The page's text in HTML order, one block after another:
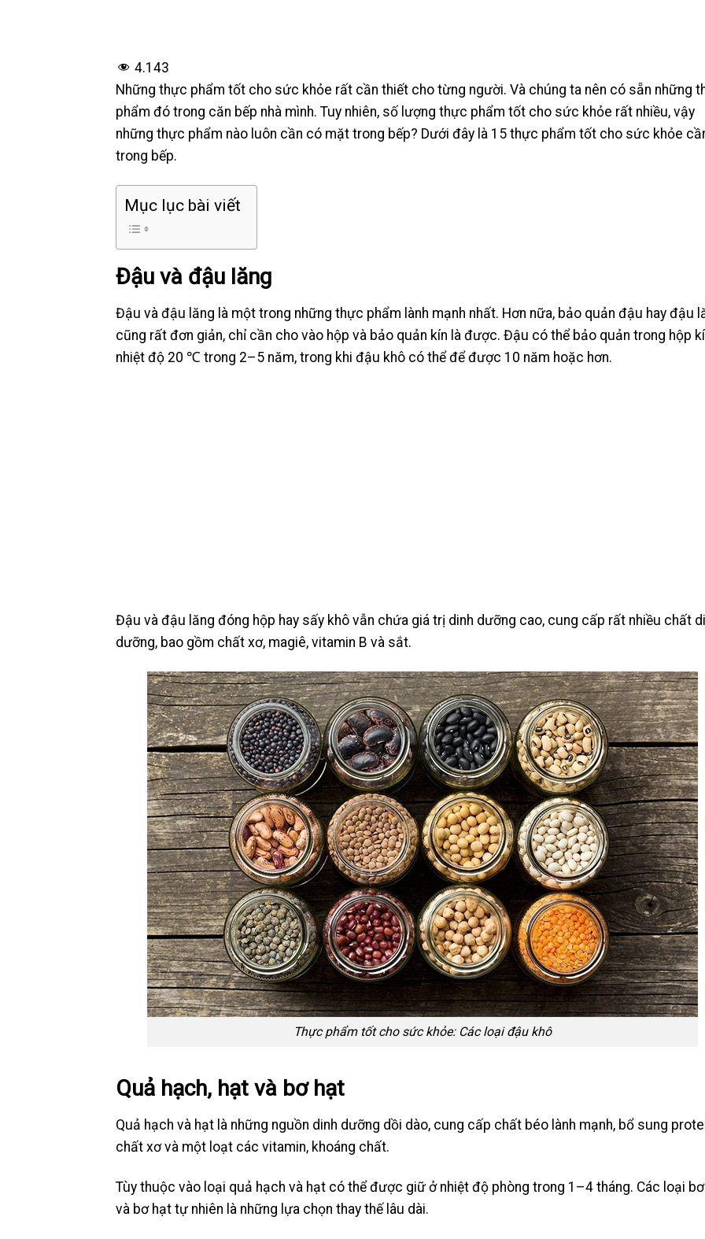
4.143
Những thực phẩm tốt cho sức khỏe rất cần thiết cho từng người. Và chúng ta nên có sẵn những
phẩm đó trong căn bếp nhà mình. Tuy nhiên, số lượng thực phẩm tốt cho sức khỏe rất nhiều, vậy
những thực phẩm nào luôn cần có mặt trong bếp? Dưới đây là 15 thực phẩm tốt cho sức khỏe
trong bếp.
Mục lục bài viết
Đậu và đậu lăng
Đậu và đậu lăng là một trong những thực phẩm lành mạnh nhất. Hơn nữa, bảo quản đậu hay đậu
cũng rất đơn giản, chỉ cần cho vào hộp và bảo quản kín là được. Đậu có thể bảo quản trong hộp
nhiệt độ 20 ℃ ​​trong 2–5 năm, trong khi đậu khô có thể để được 10 năm hoặc hơn.
Đậu và đậu lăng đóng hộp hay sấy khô vẫn chứa giá trị dinh dưỡng cao, cung cấp rất nhiều chất
dưỡng, bao gồm chất xơ, magiê, vitamin B và sắt.
Thực phẩm tốt cho sức khỏe: Các loại đậu khô
Quả hạch, hạt và bơ hạt
Quả hạch và hạt là những nguồn dinh dưỡng dồi dào, cung cấp chất béo lành mạnh, bổ sung
chất xơ và một loạt các vitamin, khoáng chất.
Tùy thuộc vào loại quả hạch và hạt có thể được giữ ở nhiệt độ phòng trong 1–4 tháng. Các loại
và bơ hạt tự nhiên là những lựa chọn thay thế lâu dài.